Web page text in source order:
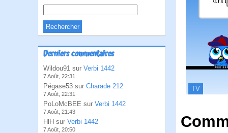
Derniers commentaires
Wildou91 sur Verbi 1442
7 Août, 22:31
Pégase53 sur Charade 212
7 Août, 22:31
PoLoMcBEE sur Verbi 1442
7 Août, 21:43
HlH sur Verbi 1442
7 Août, 20:50
TV